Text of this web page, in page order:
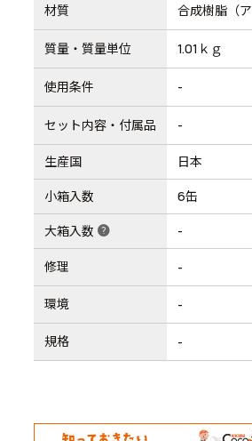
材質 合成樹脂（
質量・質量単位 1.01ｋｇ
使用条件 -
セット内容・付属品 -
生産国 日本
小箱入数 6缶
大箱入数 help -
修理 -
環境 -
規格 -